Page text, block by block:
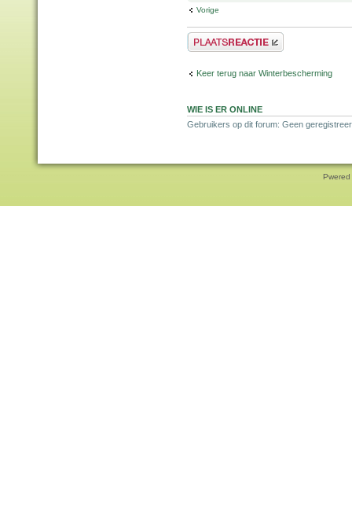
Vorige
Plaats een reactie
Keer terug naar Winterbescherming
WIE IS ER ONLINE
Gebruikers op dit forum: Geen